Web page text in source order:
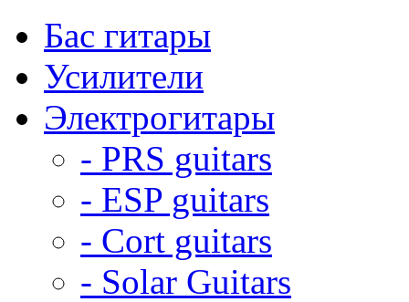
Бас гитары
Усилители
Электрогитары
- PRS guitars
- ESP guitars
- Cort guitars
- Solar Guitars